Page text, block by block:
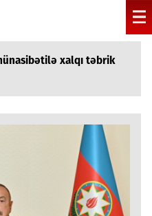
xalqı təbrik